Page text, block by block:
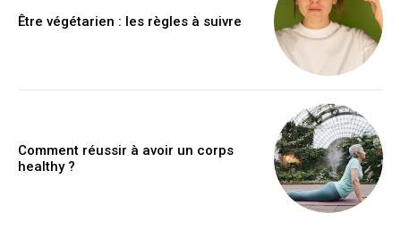
Être végétarien : les règles à suivre
Comment réussir à avoir un corps
healthy ?